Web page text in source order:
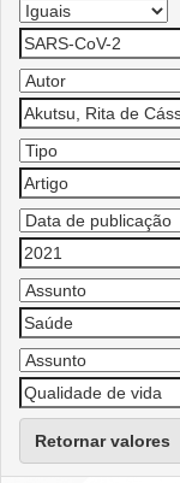
Retornar valores